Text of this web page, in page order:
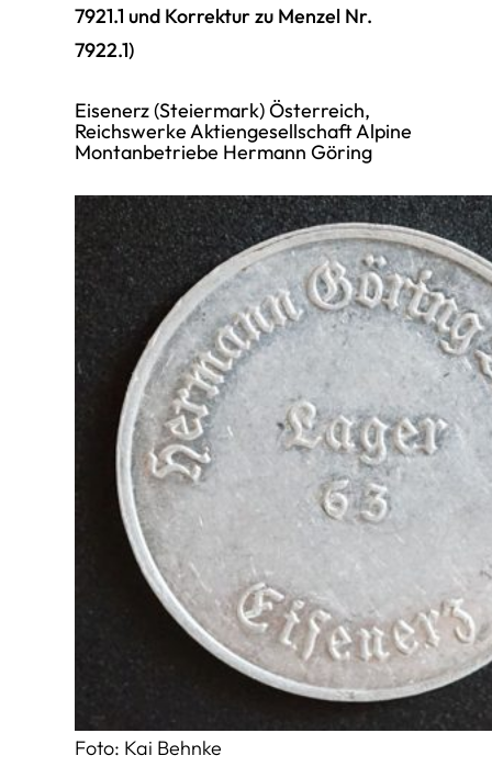
7921.1 und Korrektur zu Menzel Nr.
7922.1)
Eisenerz (Steiermark) Österreich,
Reichswerke Aktiengesellschaft Alpine
Montanbetriebe Hermann Göring
Foto: Kai Behnke